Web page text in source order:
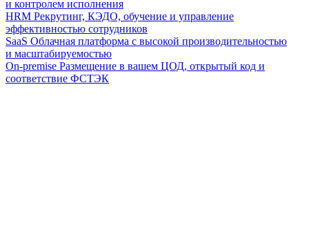
и контролем исполнения
HRM Рекрутинг, КЭДО, обучение и управление
эффективностью сотрудников
SaaS Облачная платформа с высокой производительностью
и масштабируемостью
On-premise Размещение в вашем ЦОД, открытый код и
соответствие ФСТЭК